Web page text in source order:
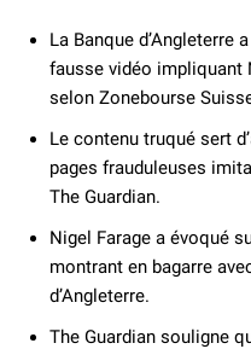
La Banque d’Angleterre
fausse vidéo impliquant
selon Zonebourse
Le contenu truqué sert
pages frauduleuses
The Guardian.
Nigel Farage a évoqué
montrant en bagarre
d’Angleterre.
The Guardian souligne